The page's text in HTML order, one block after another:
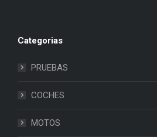
Categorias
PRUEBAS
COCHES
MOTOS